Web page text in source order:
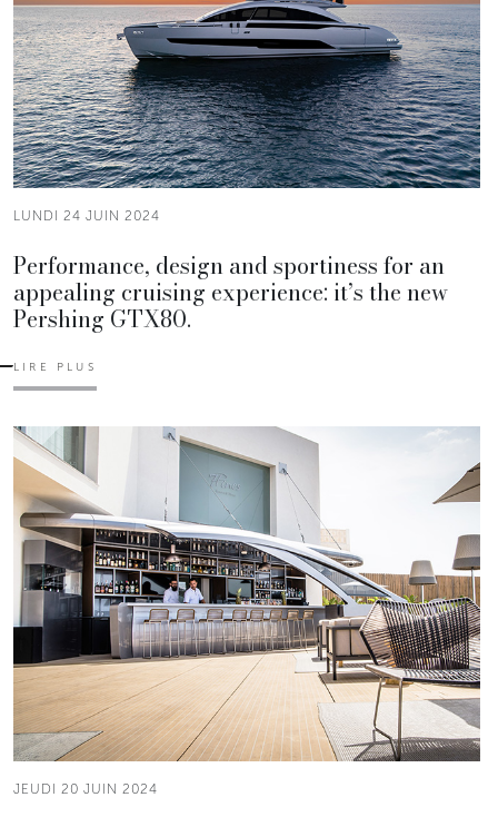
LUNDI 24 JUIN 2024
Performance, design and sportiness for an
appealing cruising experience: it’s the new
Pershing GTX80.
LIRE PLUS
JEUDI 20 JUIN 2024